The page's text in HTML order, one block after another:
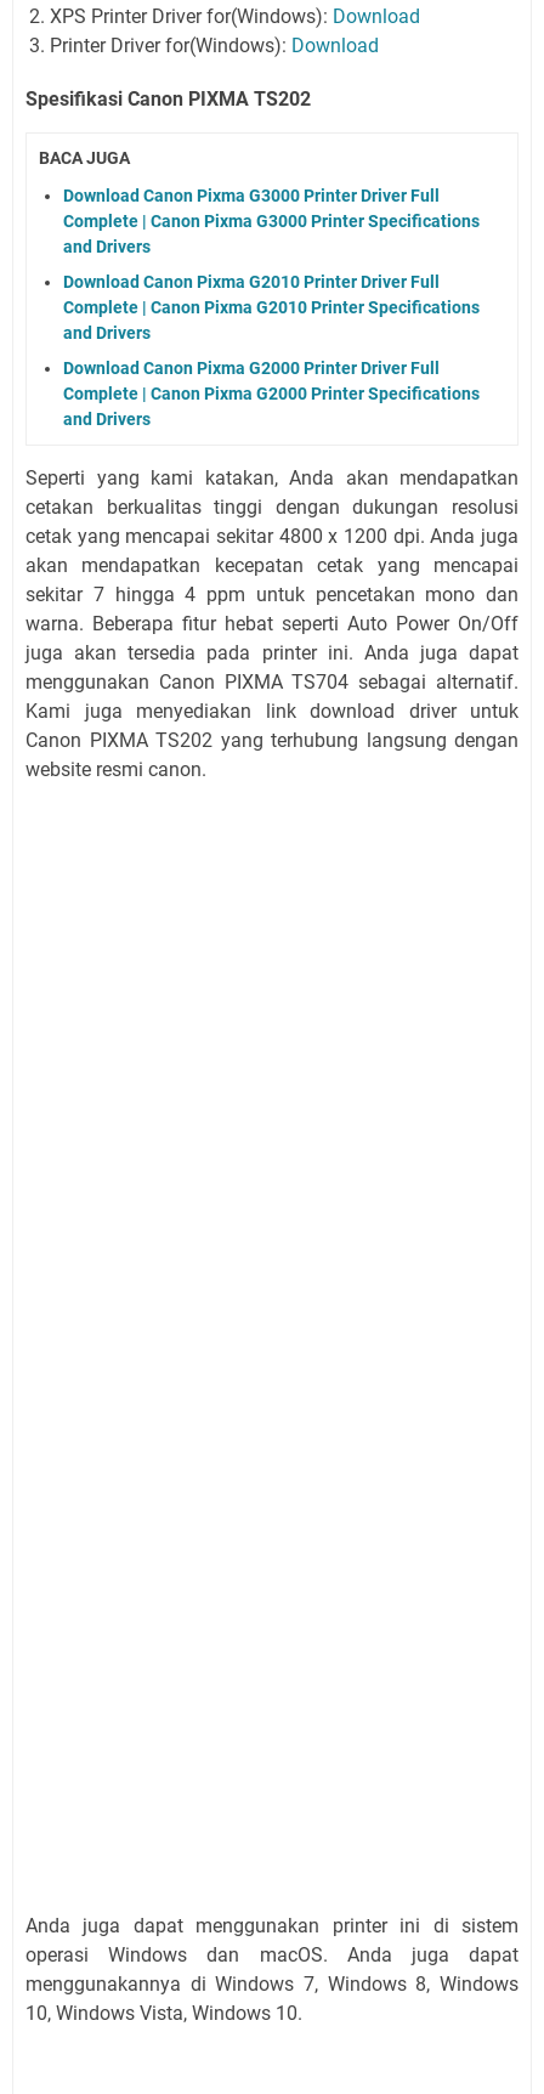
XPS Printer Driver for(Windows): Download
Printer Driver for(Windows): Download
Spesifikasi Canon PIXMA TS202
BACA JUGA
Download Canon Pixma G3000 Printer Driver Full
Complete | Canon Pixma G3000 Printer Specifications
and Drivers
Download Canon Pixma G2010 Printer Driver Full
Complete | Canon Pixma G2010 Printer Specifications
and Drivers
Download Canon Pixma G2000 Printer Driver Full
Complete | Canon Pixma G2000 Printer Specifications
and Drivers
Seperti yang kami katakan, Anda akan mendapatkan
cetakan berkualitas tinggi dengan dukungan resolusi
cetak yang mencapai sekitar 4800 x 1200 dpi. Anda juga
akan mendapatkan kecepatan cetak yang mencapai
sekitar 7 hingga 4 ppm untuk pencetakan mono dan
warna. Beberapa fitur hebat seperti Auto Power On/Off
juga akan tersedia pada printer ini. Anda juga dapat
menggunakan Canon PIXMA TS704 sebagai alternatif.
Kami juga menyediakan link download driver untuk
Canon PIXMA TS202 yang terhubung langsung dengan
website resmi canon.
Anda juga dapat menggunakan printer ini di sistem
operasi Windows dan macOS. Anda juga dapat
menggunakannya di Windows 7, Windows 8, Windows
10, Windows Vista, Windows 10.